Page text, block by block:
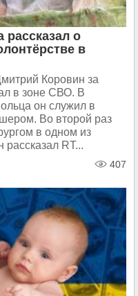
рассказал о
в
Коровин за
в зоне СВО. В
он служил в
Во второй раз
в одном из
рассказал RT...
407